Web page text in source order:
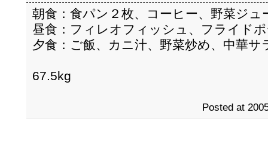
朝食：食パン２枚、コーヒー、野菜ジュ
昼食：フィレオフィッシュ、フライド
夕食：ご飯、カニ汁、野菜炒め、中華サ
67.5kg
Posted at